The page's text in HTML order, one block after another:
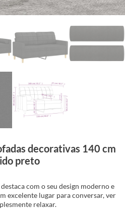
decorativas 140 cm
preto
com o seu design moderno e
excelente lugar para conversar, ver
relaxar.